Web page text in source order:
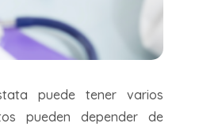
puede tener varios
pueden depender de